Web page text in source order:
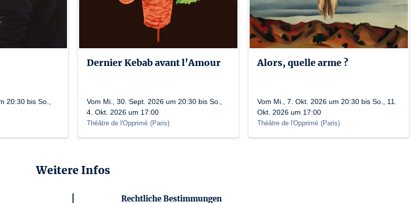
20:30 bis So.,
Dernier Kebab avant l’Amour
Vom Mi., 30. Sept. 2026 um 20:30 bis So.,
4. Okt. 2026 um 17:00
Théâtre de l'Opprimé (Paris)
Alors, quelle arme ?
Vom Mi., 7. Okt. 2026 um 20:30 bis So., 11.
Okt. 2026 um 17:00
Théâtre de l'Opprimé (Paris)
Weitere Infos
Rechtliche Bestimmungen